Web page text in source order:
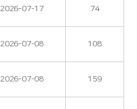
2026-07-17 74
2026-07-08 108
2026-07-08 159